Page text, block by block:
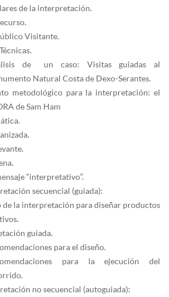
de la interpretación.
Visitante.
de un caso: Visitas guiadas al
Natural Costa de Dexo-Serantes.
metodológico para la interpretación: el
de Sam Ham
“interpretativo”.
secuencial (guiada):
de la interpretación para diseñar productos
guiada.
para el diseño.
para la ejecución del
no secuencial (autoguiada):